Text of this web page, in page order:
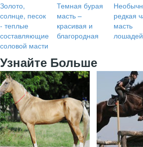
Золото,
солнце, песок
- теплые
составляющие
соловой масти
Темная бурая
масть –
красивая и
благородная
редкая
масть
лошадей
Узнайте Больше